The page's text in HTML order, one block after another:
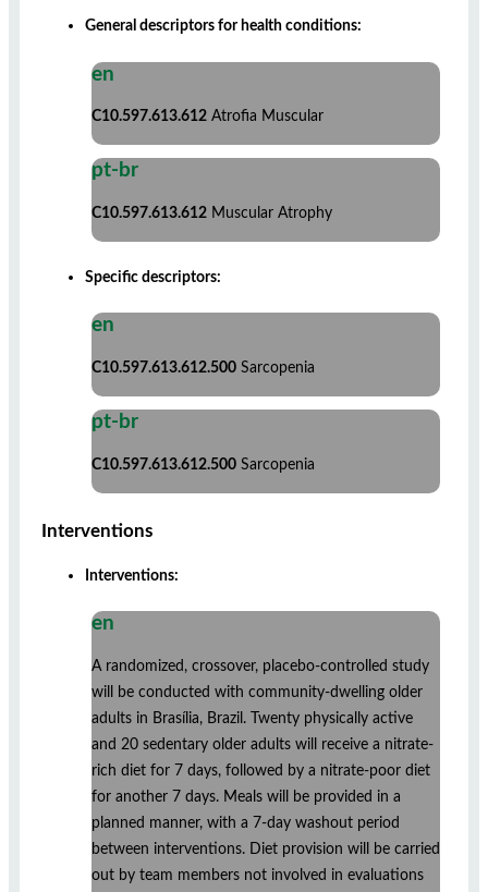
General descriptors for health conditions:
en
C10.597.613.612 Atrofia Muscular
pt-br
C10.597.613.612 Muscular Atrophy
Specific descriptors:
en
C10.597.613.612.500 Sarcopenia
pt-br
C10.597.613.612.500 Sarcopenia
Interventions
Interventions:
en
A randomized, crossover, placebo-controlled study
will be conducted with community-dwelling older
adults in Brasília, Brazil. Twenty physically active
and 20 sedentary older adults will receive a nitrate-
rich diet for 7 days, followed by a nitrate-poor diet
for another 7 days. Meals will be provided in a
planned manner, with a 7-day washout period
between interventions. Diet provision will be carried
out by team members not involved in evaluations